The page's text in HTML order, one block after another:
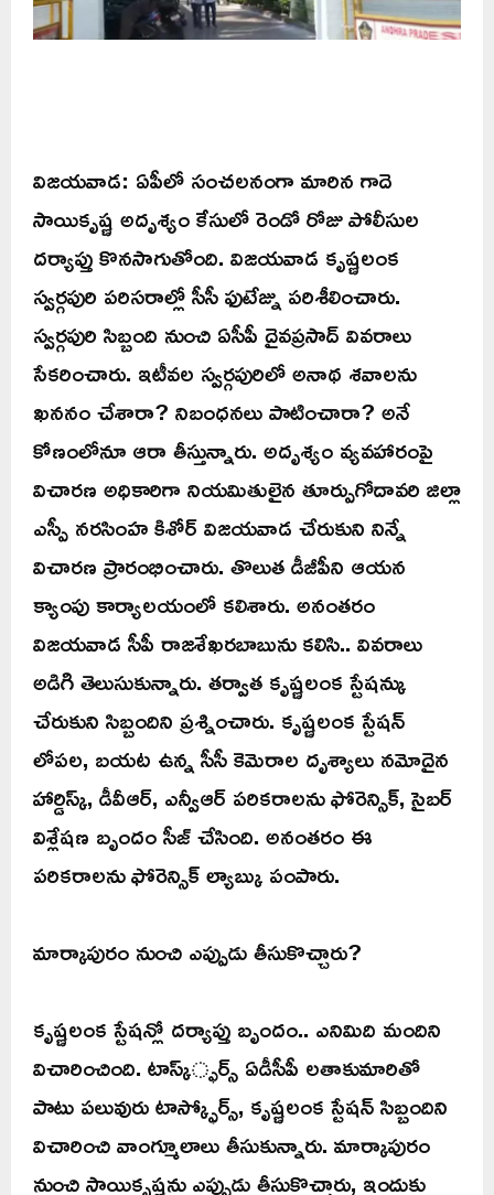
విజయవాడ: ఏపీలో సంచలనంగా మారిన గాదె
సాయికృష్ణ అదృశ్యం కేసులో రెండో రోజు పోలీసుల
దర్యాప్తు కొనసాగుతోంది. విజయవాడ కృష్ణలంక
స్వర్గపురి పరిసరాల్లో సీసీ ఫుటేజ్ను పరిశీలించారు.
స్వర్గపురి సిబ్బంది నుంచి ఏసీపీ దైవప్రసాద్ వివరాలు
సేకరించారు. ఇటీవల స్వర్గపురిలో అనాథ శవాలను
ఖననం చేశారా? నిబంధనలు పాటించారా? అనే
కోణంలోనూ ఆరా తీస్తున్నారు. అదృశ్యం వ్యవహారంపై
విచారణ అధికారిగా నియమితులైన తూర్పుగోదావరి జిల్లా
ఎస్పీ నరసింహ కిశోర్ విజయవాడ చేరుకుని నిన్నే
విచారణ ప్రారంభించారు. తొలుత డీజీపీని ఆయన
క్యాంపు కార్యాలయంలో కలిశారు. అనంతరం
విజయవాడ సీపీ రాజశేఖరబాబును కలిసి.. వివరాలు
అడిగి తెలుసుకున్నారు. తర్వాత కృష్ణలంక స్టేషన్కు
చేరుకుని సిబ్బందిని ప్రశ్నించారు. కృష్ణలంక స్టేషన్
లోపల, బయట ఉన్న సీసీ కెమెరాల దృశ్యాలు నమోదైన
హార్డిస్క్, డీవీఆర్, ఎన్వీఆర్ పరికరాలను ఫోరెన్సిక్, సైబర్
విశ్లేషణ బృందం సీజ్ చేసింది. అనంతరం ఈ
పరికరాలను ఫోరెన్సిక్ ల్యాబ్కు పంపారు.
మార్కాపురం నుంచి ఎప్పుడు తీసుకొచ్చారు?
కృష్ణలంక స్టేషన్లో దర్యాప్తు బృందం.. ఎనిమిది మందిని
విచారించింది. టాస్క్్ఫర్స్ ఏడీసీపీ లతాకుమారితో
పాటు పలువురు టాస్క్ఫోర్స్, కృష్ణలంక స్టేషన్ సిబ్బందిని
విచారించి వాంగ్మూలాలు తీసుకున్నారు. మార్కాపురం
నుంచి సాయికృష్ణను ఎప్పుడు తీసుకొచ్చారు, ఇందుకు